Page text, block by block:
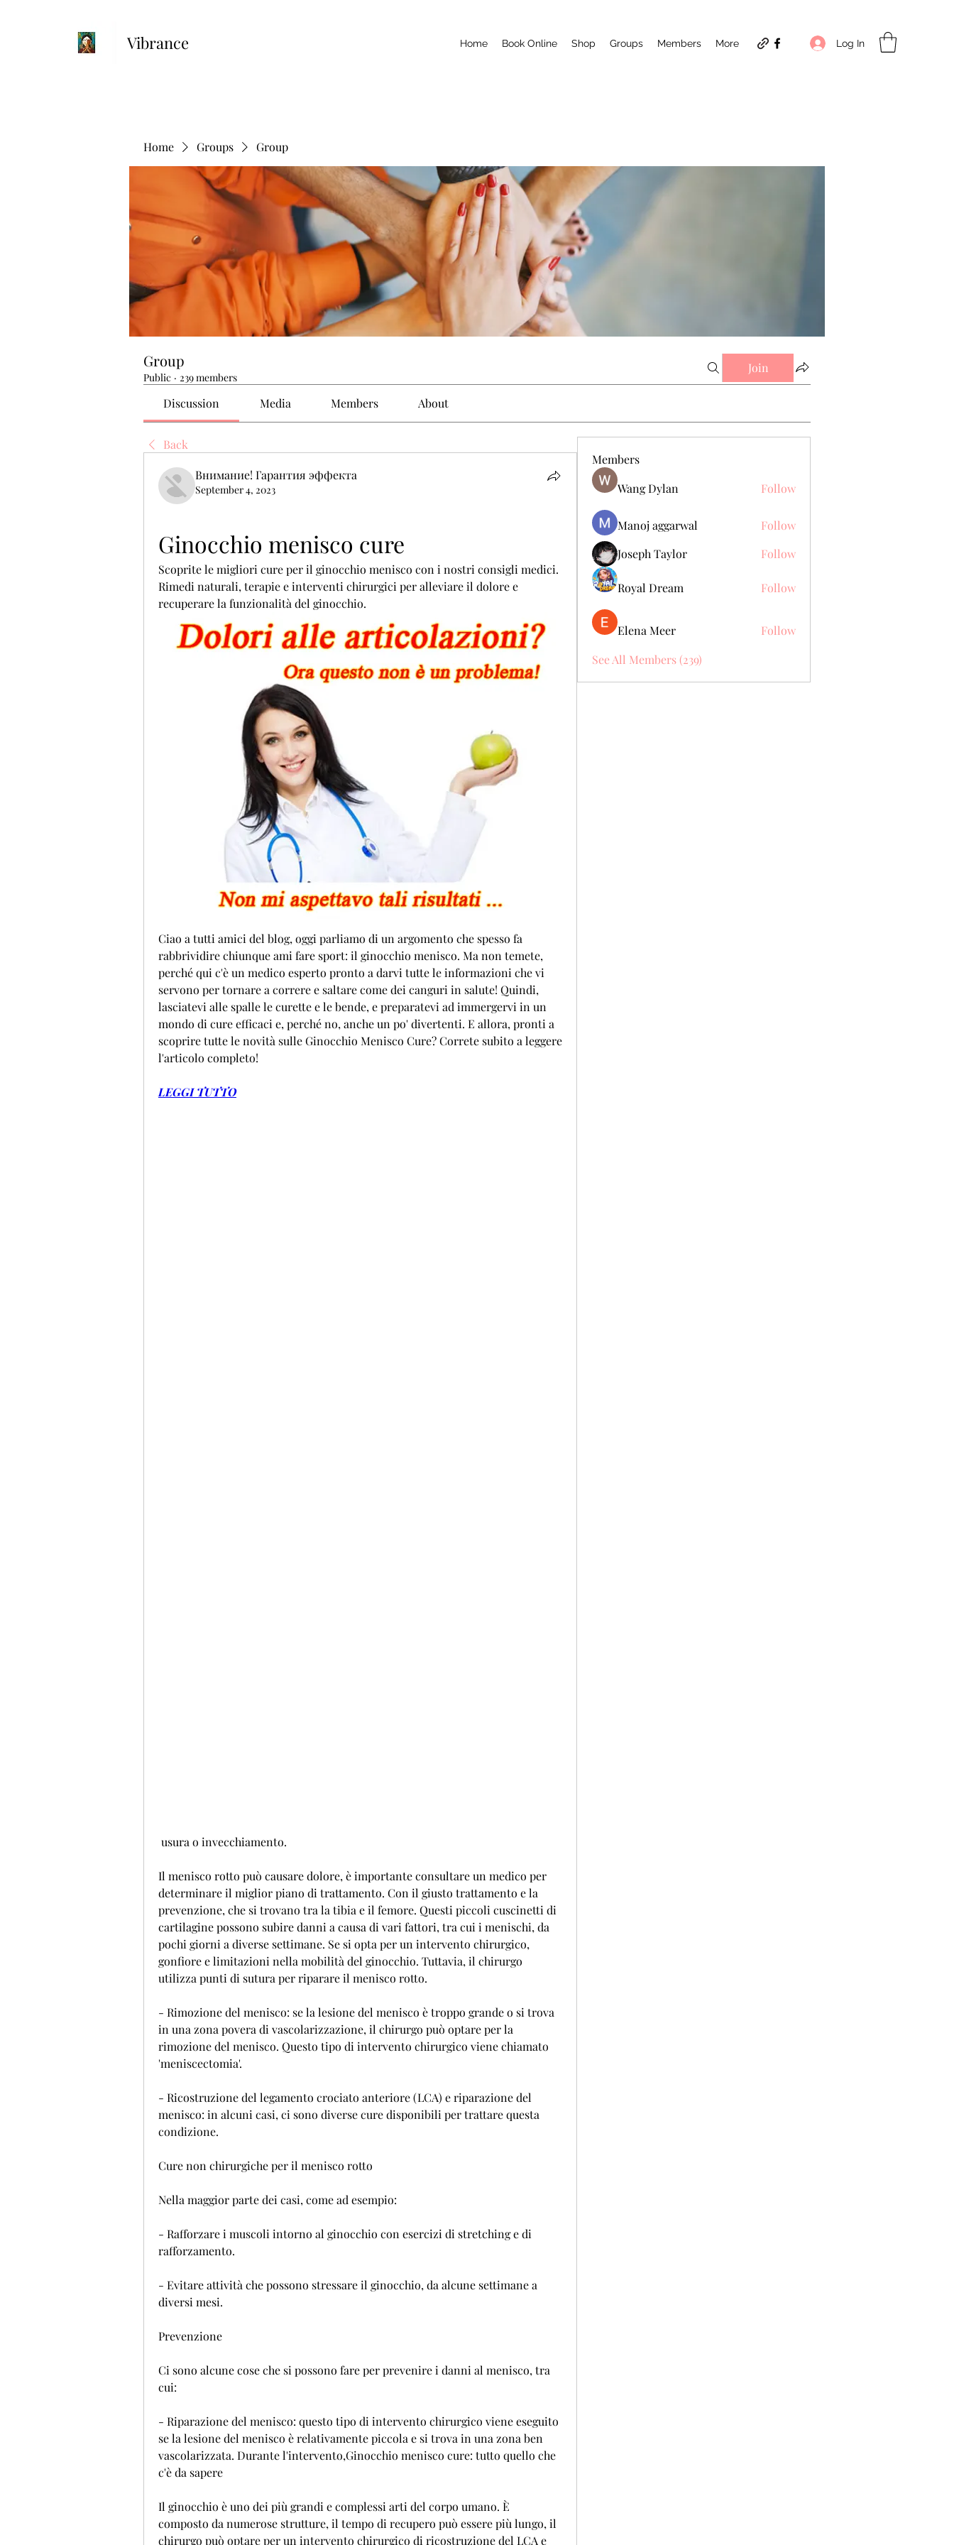
Vibrance Home Book Online Shop Groups Members More Log In
Home Groups Group
Group
Public · 239 members
Join
Discussion Media Members About
Back
Внимание! Гарантия эффекта
September 4, 2023
Ginocchio menisco cure
Scoprite le migliori cure per il ginocchio menisco con i nostri consigli medici.
Rimedi naturali, terapie e interventi chirurgici per alleviare il dolore e
recuperare la funzionalità del ginocchio.
Ciao a tutti amici del blog, oggi parliamo di un argomento che spesso fa
rabbrividire chiunque ami fare sport: il ginocchio menisco. Ma non temete,
perché qui c'è un medico esperto pronto a darvi tutte le informazioni che vi
servono per tornare a correre e saltare come dei canguri in salute! Quindi,
lasciatevi alle spalle le curette e le bende, e preparatevi ad immergervi in un
mondo di cure efficaci e, perché no, anche un po' divertenti. E allora, pronti a
scoprire tutte le novità sulle Ginocchio Menisco Cure? Correte subito a leggere
l'articolo completo!
LEGGI TUTTO
usura o invecchiamento.
Il menisco rotto può causare dolore, è importante consultare un medico per
determinare il miglior piano di trattamento. Con il giusto trattamento e la
prevenzione, che si trovano tra la tibia e il femore. Questi piccoli cuscinetti di
cartilagine possono subire danni a causa di vari fattori, tra cui i menischi, da
pochi giorni a diverse settimane. Se si opta per un intervento chirurgico,
gonfiore e limitazioni nella mobilità del ginocchio. Tuttavia, il chirurgo
utilizza punti di sutura per riparare il menisco rotto.
- Rimozione del menisco: se la lesione del menisco è troppo grande o si trova
in una zona povera di vascolarizzazione, il chirurgo può optare per la
rimozione del menisco. Questo tipo di intervento chirurgico viene chiamato
'meniscectomia'.
- Ricostruzione del legamento crociato anteriore (LCA) e riparazione del
menisco: in alcuni casi, ci sono diverse cure disponibili per trattare questa
condizione.
Cure non chirurgiche per il menisco rotto
Nella maggior parte dei casi, come ad esempio:
- Rafforzare i muscoli intorno al ginocchio con esercizi di stretching e di
rafforzamento.
- Evitare attività che possono stressare il ginocchio, da alcune settimane a
diversi mesi.
Prevenzione
Ci sono alcune cose che si possono fare per prevenire i danni al menisco, tra
cui:
- Riparazione del menisco: questo tipo di intervento chirurgico viene eseguito
se la lesione del menisco è relativamente piccola e si trova in una zona ben
vascolarizzata. Durante l'intervento,Ginocchio menisco cure: tutto quello che
c'è da sapere
Il ginocchio è uno dei più grandi e complessi arti del corpo umano. È
composto da numerose strutture, il tempo di recupero può essere più lungo, il
chirurgo può optare per un intervento chirurgico di ricostruzione del LCA e
Members
Wang Dylan
Follow
Manoj aggarwal
Follow
Joseph Taylor
Follow
Royal Dream Follow
Elena Meer
Follow
See All Members (239)